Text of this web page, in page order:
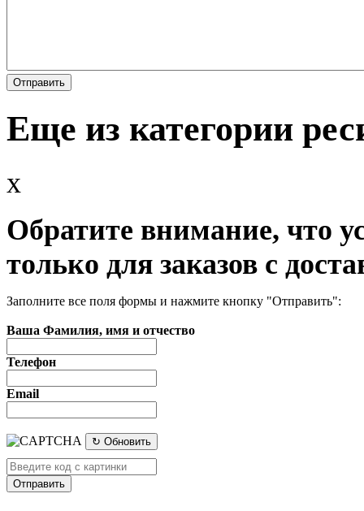
Еще из категории
x
Обратите внимание, что
только для заказов с
Заполните все поля формы и нажмите кнопку "Отправить":
Ваша Фамилия, имя и отчество
Телефон
Email
↻ Обновить